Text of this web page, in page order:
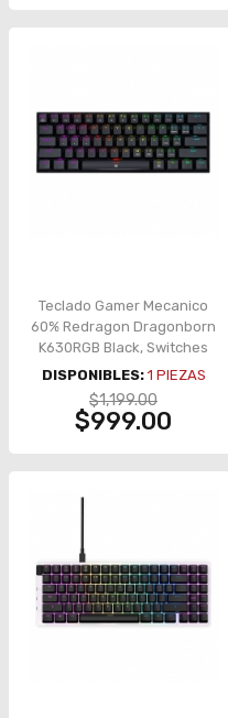
Teclado Gamer Mecanico
60% Redragon Dragonborn
K630RGB Black, Switches
Redragon Red
DISPONIBLES: 1 PIEZAS
$1,199.00
$999.00